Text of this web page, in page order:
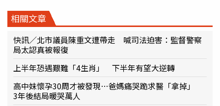
相關文章
快訊／北市議員陳重文遭帶走 喊司法迫害：監督警察
局太認真被報復
上半年恐遇艱難「4生肖」 下半年有望大逆轉
高中妹懷孕30周才被發現…爸媽痛哭跪求醫「拿掉」
3年後結局暖哭萬人